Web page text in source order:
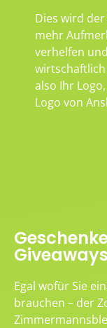
Dies wird
mehr
verhelfen
wirtschaftlich
also Ihr
Logo von
Egal wofür Sie
brauchen – der